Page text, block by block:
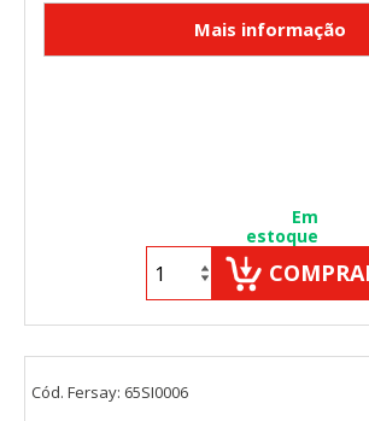
Em
estoque
Cód. Fersay: 65SI0006